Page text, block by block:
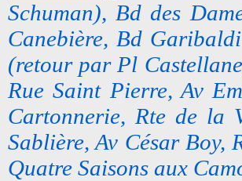
Schuman), Bd des
Canebière, Bd
(retour par Pl
Rue Saint Pierre, Av
Cartonnerie, Rte de la
Sablière, Av César Boy,
Quatre Saisons aux